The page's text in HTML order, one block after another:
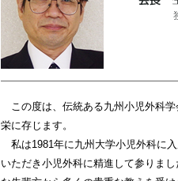
この度は、伝統ある九州小児外科
栄に存じます。
私は1981年に九州大学小児外科に
いただき小児外科に精進して参りま